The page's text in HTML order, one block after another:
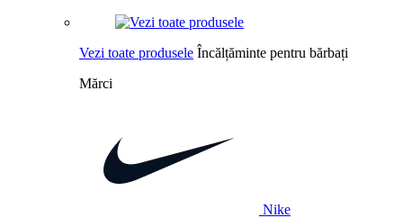
Vezi toate produsele Încălțăminte pentru bărbați
Mărci
Nike